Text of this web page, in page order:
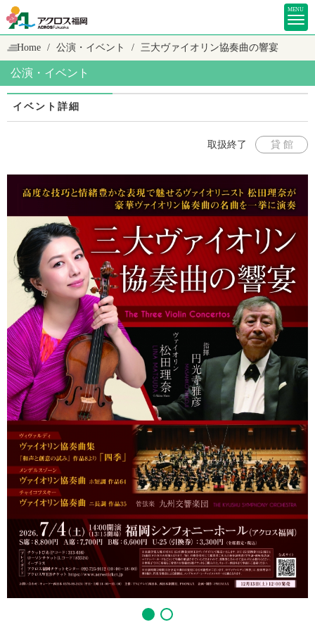
MENU
Home 公演・イベント 三大ヴァイオリン協奏曲の響宴
公演・イベント
イベント詳細
取扱終了 貸 館